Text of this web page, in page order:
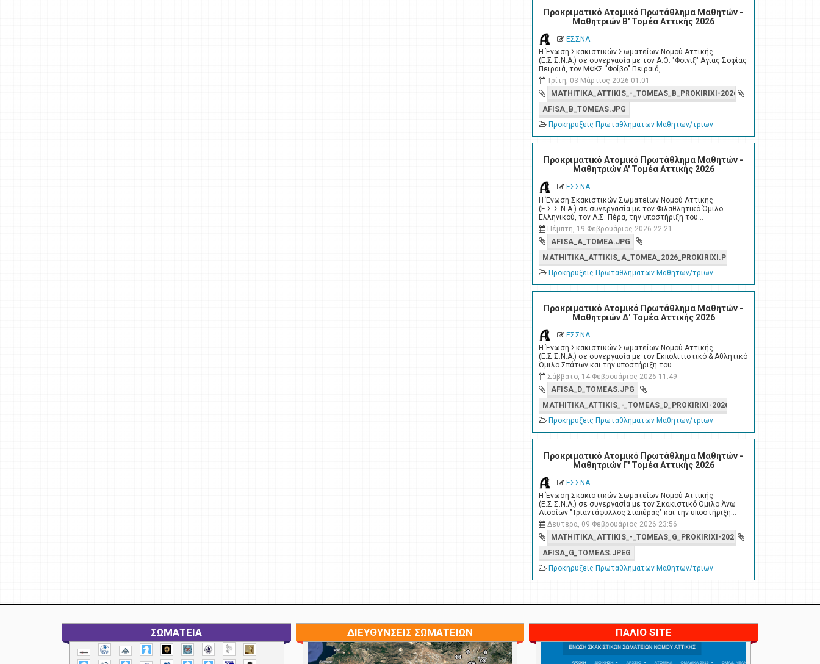
Προκριματικό Ατομικό Πρωτάθλημα Μαθητών -
Μαθητριών Β' Τομέα Αττικής 2026
ΕΣΣΝΑ
Η Ένωση Σκακιστικών Σωματείων Νομού Αττικής
(Ε.Σ.Σ.Ν.Α.) σε συνεργασία με τον Α.Ο. "Φοίνιξ" Αγίας Σοφίας
Πειραιά, τον ΜΦΚΣ "Φοίβο" Πειραιά,…
Τρίτη, 03 Μάρτιος 2026 01:01
MATHITIKA_ATTIKIS_-_TOMEAS_B_PROKIRIXI-2026.PDF
AFISA_B_TOMEAS.JPG
Προκηρυξεις Πρωταθληματων Μαθητων/τριων
Προκριματικό Ατομικό Πρωτάθλημα Μαθητών -
Μαθητριών A' Τομέα Αττικής 2026
ΕΣΣΝΑ
Η Ένωση Σκακιστικών Σωματείων Νομού Αττικής
(Ε.Σ.Σ.Ν.Α.) σε συνεργασία με τον Φιλαθλητικό Όμιλο
Ελληνικού, τον Α.Σ. Πέρα, την υποστήριξη του…
Πέμπτη, 19 Φεβρουάριος 2026 22:21
AFISA_A_TOMEA.JPG
MATHITIKA_ATTIKIS_A_TOMEA_2026_PROKIRIXI.PDF
Προκηρυξεις Πρωταθληματων Μαθητων/τριων
Προκριματικό Ατομικό Πρωτάθλημα Μαθητών -
Μαθητριών Δ' Τομέα Αττικής 2026
ΕΣΣΝΑ
Η Ένωση Σκακιστικών Σωματείων Νομού Αττικής
(Ε.Σ.Σ.Ν.Α.) σε συνεργασία με τον Εκπολιτιστικό & Αθλητικό
Όμιλο Σπάτων και την υποστήριξη του…
Σάββατο, 14 Φεβρουάριος 2026 11:49
AFISA_D_TOMEAS.JPG
MATHITIKA_ATTIKIS_-_TOMEAS_D_PROKIRIXI-2026.PDF
Προκηρυξεις Πρωταθληματων Μαθητων/τριων
Προκριματικό Ατομικό Πρωτάθλημα Μαθητών -
Μαθητριών Γ' Τομέα Αττικής 2026
ΕΣΣΝΑ
Η Ένωση Σκακιστικών Σωματείων Νομού Αττικής
(Ε.Σ.Σ.Ν.Α.) σε συνεργασία με τον Σκακιστικό Όμιλο Άνω
Λιοσίων "Τριαντάφυλλος Σιαπέρας" και την υποστήριξη…
Δευτέρα, 09 Φεβρουάριος 2026 23:56
MATHITIKA_ATTIKIS_-_TOMEAS_G_PROKIRIXI-2026_01_1.PDF
AFISA_G_TOMEAS.JPEG
Προκηρυξεις Πρωταθληματων Μαθητων/τριων
ΣΩΜΑΤΕΙΑ ΔΙΕΥΘΥΝΣΕΙΣ ΣΩΜΑΤΕΙΩΝ ΠΑΛΙΟ SITE